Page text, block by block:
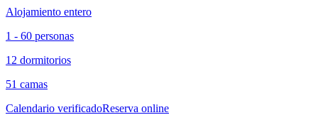
Alojamiento entero
1 - 60 personas
12 dormitorios
51 camas
Calendario verificadoReserva online